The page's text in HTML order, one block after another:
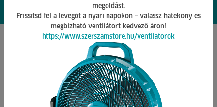
0 0.
Gépek tartozékai
Magasnyomású mosók tartozékai
Vissza
megoldást.
Frissítsd fel a levegőt a nyári napokon – válassz hatékony és
megbízható ventilátort kedvező áron!
https://www.szerszamstore.hu/ventilatorok